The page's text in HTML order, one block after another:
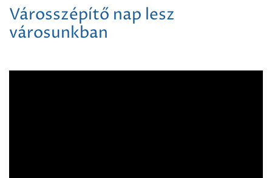
Városszépítő nap lesz
városunkban